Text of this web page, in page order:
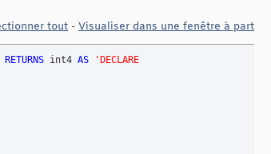
tout - Visualiser dans une fenêtre à part
RETURNS int4 AS
'DECLARE